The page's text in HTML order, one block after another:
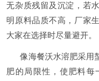
无杂质残留及沉淀，若
明原料品质不高，厂家
大家在选择时尽量避开。
像海餐沃水溶肥采用
肥的局限性，使肥料